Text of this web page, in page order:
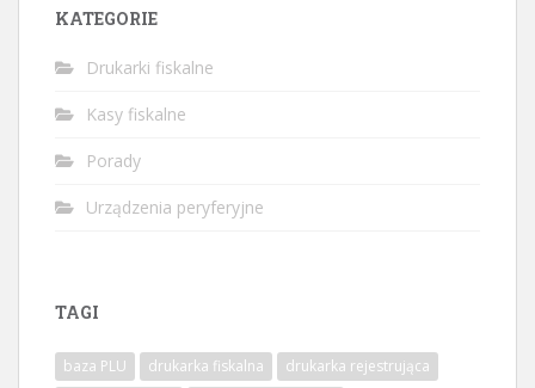
KATEGORIE
Drukarki fiskalne
Kasy fiskalne
Porady
Urządzenia peryferyjne
TAGI
baza PLU drukarka fiskalna
drukarka rejestrująca